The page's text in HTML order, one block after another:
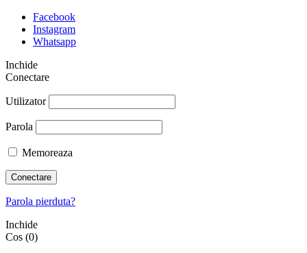
Facebook
Instagram
Whatsapp
Inchide
Conectare
Utilizator
Parola
Memoreaza
Conectare
Parola pierduta?
Inchide
Cos (0)